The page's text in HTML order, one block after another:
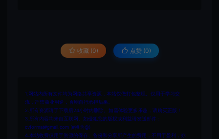
收藏 (0) 点赞 (0)
1.网站内所有文件均为网络共享资源，本站仅做打包整理。仅用于学习交
流，严禁商业用途，否则自行承担后果。
2.所有资源请于下载后24小时内删除。如需体验更多乐趣，请购买正版！
3.所有内容均来自互联网。如侵犯您的版权或利益请发送邮件：
cvformat#gmail.com (#换为@)
4.本站收费仅用于资源的保存、备份和分享所产生的费用，不用于盈利，亦